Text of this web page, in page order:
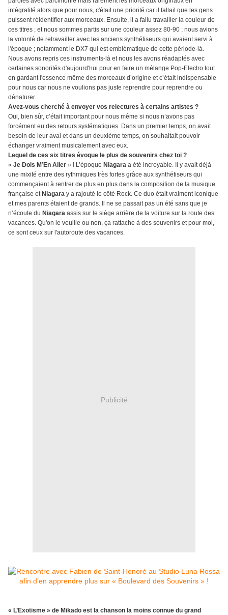
intégralité alors que pour nous, c'était une priorité car il fallait que les gens
puissent réidentifier aux morceaux. Ensuite, il a fallu travailler la couleur de
ces titres ; et nous sommes partis sur une couleur assez 80-90 ; nous avions
la volonté de retravailler avec les anciens synthétiseurs qui avaient servi à
l'époque ; notamment le DX7 qui est emblématique de cette période-là.
Nous avons repris ces instruments-là et nous les avons réadaptés avec
certaines sonorités d'aujourd'hui pour en faire un mélange Pop-Electro tout
en gardant l'essence même des morceaux d’origine et c’était indispensable
pour nous car nous ne voulions pas juste reprendre pour reprendre ou
dénaturer.
Avez-vous cherché à envoyer vos relectures à certains artistes ?
Oui, bien sûr, c’était important pour nous même si nous n’avons pas
forcément eu des retours systématiques. Dans un premier temps, on avait
besoin de leur aval et dans un deuxième temps, on souhaitait pouvoir
échanger vraiment musicalement avec eux.
Lequel de ces six titres évoque le plus de souvenirs chez toi ?
« Je Dois M’En Aller » ! L’époque Niagara a été incroyable. Il y avait déjà
une mixité entre des rythmiques très fortes grâce aux synthétiseurs qui
commençaient à rentrer de plus en plus dans la composition de la musique
française et Niagara y a rajouté le côté Rock. Ce duo était vraiment iconique
et mes parents étaient de grands. Il ne se passait pas un été sans que je
n’écoute du Niagara assis sur le siège arrière de la voiture sur la route des
vacances. Qu'on le veuille ou non, ça rattache à des souvenirs et pour moi,
ce sont ceux sur l'autoroute des vacances.
Publicité
« L’Exotisme » de Mikado est la chanson la moins connue du grand